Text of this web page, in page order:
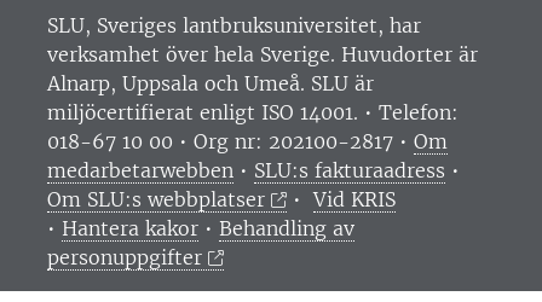
SLU, Sveriges lantbruksuniversitet, har
verksamhet över hela Sverige. Huvudorter är
Alnarp, Uppsala och Umeå. SLU är
miljöcertifierat enligt ISO 14001. • Telefon:
018-67 10 00 • Org nr: 202100-2817 • Om
medarbetarwebben • SLU:s fakturaadress •
Om SLU:s webbplatser
•Vid KRIS
• Hantera kakor • Behandling av
personuppgifter